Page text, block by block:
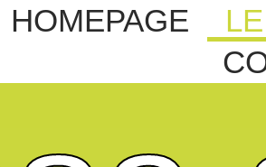
HOMEPAGE